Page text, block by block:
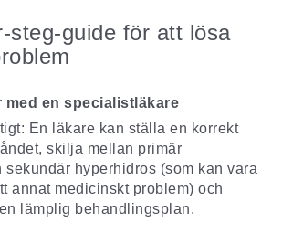
steg-guide för att lösa
med en specialistläkare
En läkare kan ställa en korrekt
skilja mellan primär
sekundär hyperhidros (som kan vara
annat medicinskt problem) och
lämplig behandlingsplan.